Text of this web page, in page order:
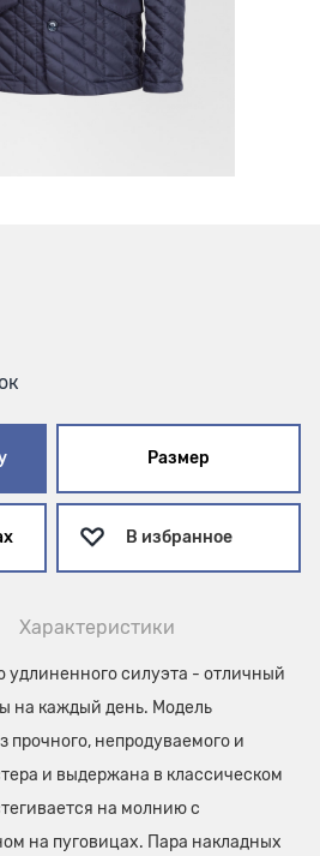
Размер
В избранное
Характеристики
удлиненного силуэта - отличный
на каждый день. Модель
прочного, непродуваемого и
и выдержана в классическом
на молнию с
на пуговицах. Пара накладных